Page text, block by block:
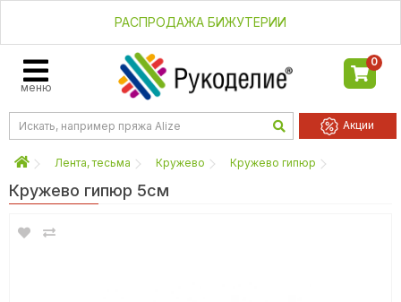
РАСПРОДАЖА БИЖУТЕРИИ
меню
0
Акции
Лента, тесьма Кружево Кружево гипюр
Кружево гипюр 5см